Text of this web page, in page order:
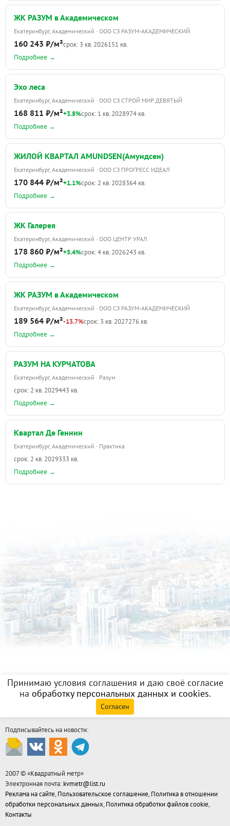
ЖК РАЗУМ в Академическом
Екатеринбург, Академический · ООО СЗ РАЗУМ-АКАДЕМИЧЕСКИЙ
160 243 ₽/м²срок: 3 кв. 2026151 кв.
Подробнее →
Эхо леса
Екатеринбург, Академический · ООО СЗ СТРОЙ МИР. ДЕВЯТЫЙ
168 811 ₽/м²+3.8%срок: 1 кв. 2028974 кв.
Подробнее →
ЖИЛОЙ КВАРТАЛ AMUNDSEN(Амундсен)
Екатеринбург, Академический · ООО СЗ ПРОГРЕСС ИДЕАЛ
170 844 ₽/м²+1.1%срок: 2 кв. 2028364 кв.
Подробнее →
ЖК Галерея
Екатеринбург, Академический · ООО ЦЕНТР УРАЛ
178 860 ₽/м²+5.4%срок: 4 кв. 2026243 кв.
Подробнее →
ЖК РАЗУМ в Академическом
Екатеринбург, Академический · ООО СЗ РАЗУМ-АКАДЕМИЧЕСКИЙ
189 564 ₽/м²-13.7%срок: 3 кв. 2027276 кв.
Подробнее →
РАЗУМ НА КУРЧАТОВА
Екатеринбург, Академический · Разум
срок: 2 кв. 2029443 кв.
Подробнее →
Квартал Де Геннин
Екатеринбург, Академический · Практика
срок: 2 кв. 2029333 кв.
Подробнее →
Принимаю условия соглашения и даю своё согласие
на обработку персональных данных и cookies.
Согласен
Подписывайтесь на новости:
2007 © «Квадратный метр»
Электронная почта: kvmetr@list.ru
Реклама на сайте, Пользовательское соглашение, Политика в отношении
обработки персональных данных, Политика обработки файлов cookie,
Контакты